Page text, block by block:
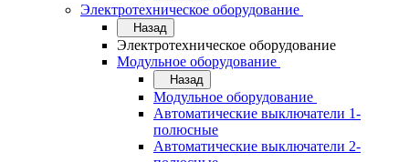
Электротехническое оборудование
Назад
Электротехническое оборудование
Модульное оборудование
Назад
Модульное оборудование
Автоматические выключатели 1-
полюсные
Автоматические выключатели 2-